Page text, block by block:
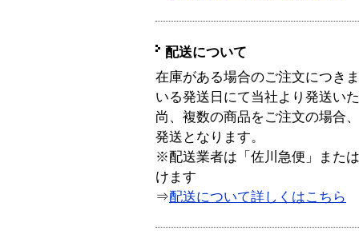
配送について
在庫がある場合のご注文につき
いる発送日にて当社より発送い
尚、複数の商品をご注文の場合
発送となります。
※配送業者は「佐川急便」また
けます
⇒配送について詳しくはこちら